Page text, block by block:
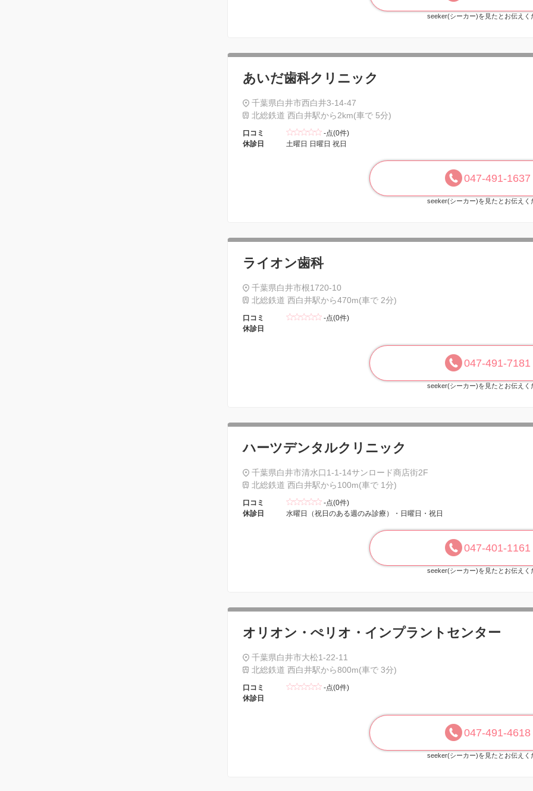
seeker(シーカー)を見たとお伝えく
あいだ歯科クリニック
千葉県白井市西白井3-14-47
北総鉄道 西白井駅から2km(車で 5分)
口コミ
-点(0件)
休診日
土曜日 日曜日 祝日
047-491-1637
seeker(シーカー)を見たとお伝えく
ライオン歯科
千葉県白井市根1720-10
北総鉄道 西白井駅から470m(車で 2分)
口コミ
-点(0件)
休診日
047-491-7181
seeker(シーカー)を見たとお伝えく
ハーツデンタルクリニック
千葉県白井市清水口1-1-14サンロード商店街2F
北総鉄道 西白井駅から100m(車で 1分)
口コミ
-点(0件)
休診日
水曜日（祝日のある週のみ診療）・日曜日・祝日
047-401-1161
seeker(シーカー)を見たとお伝えく
オリオン・ぺリオ・インプラントセンター
千葉県白井市大松1-22-11
北総鉄道 西白井駅から800m(車で 3分)
口コミ
-点(0件)
休診日
047-491-4618
seeker(シーカー)を見たとお伝えく